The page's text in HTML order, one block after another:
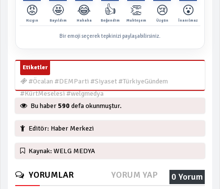
😡
Kızgın
🤩
Bayıldım
😂
Hahaha
👍
Beğendim
👏
Muhteşem
😢
Üzgün
😮
İnanılmaz
Bir emoji seçerek tepkinizi paylaşabilirsiniz.
Etiketler
#Öcalan #DEMParti #Siyaset #TürkiyeGündem
#KürtMeselesi #welgmedya
Bu haber590defa okunmuştur.
Editör: Haber Merkezi
Kaynak: WELG MEDYA
YORUMLAR 0 Yorum
YORUM YAP